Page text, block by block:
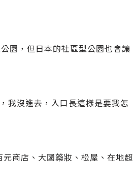
園，但日本的社區型公園也會讓
我沒進去，入口長這樣是要我怎
商店、大國藥妝、松屋、在地超